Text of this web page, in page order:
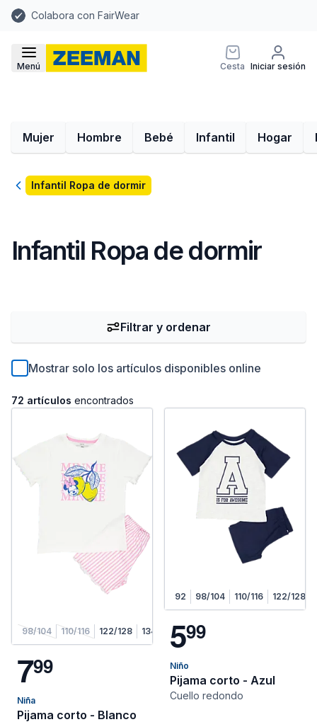
Colabora con FairWear
Menú Cesta Iniciar sesión
Mujer Hombre Bebé Infantil Hogar
VolverInfantil Ropa de dormir
Infantil Ropa de dormir
Mostrar solo los artículos disponibles online
72 artículos encontrados
Filtrar y ordenar
98/104 110/116 122/128 134/140
799
Niña
Pijama corto - Blanco
92 98/104 110/116 122/128
599
Niño
Pijama corto - Azul
Cuello redondo